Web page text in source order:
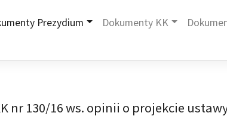
Prezydium Dokumenty KK
nr 130/16 ws. opinii o projekcie